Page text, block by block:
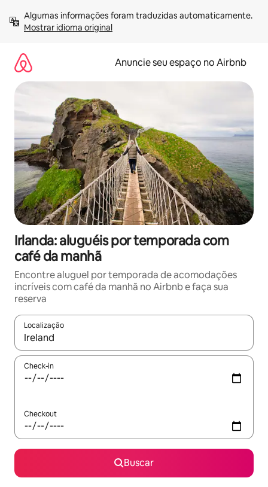
para
Mostrar idioma original
Anuncie seu espaço no Airbnb
Irlanda: aluguéis por temporada com
café da manhã
Encontre aluguel por temporada de acomodações
incríveis com café da manhã no Airbnb e faça sua
reserva
Localização
Quando os resultados estiverem disponíveis, explore-os
Check-in
Checkout
Buscar